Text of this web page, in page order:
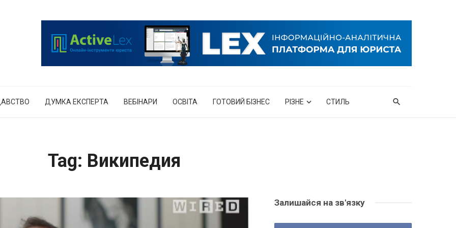
ДУМКА ЕКСПЕРТА ВЕБІНАРИ ОСВІТА ГОТОВИЙ БІЗНЕС РІЗНЕ СТИЛЬ
Tag: Википедия
Залишайся на зв'язку